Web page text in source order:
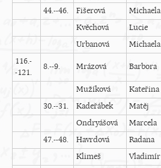
44.--46. Fišerová Michaela
Kvěchová
Lucie
Urbanová
Michaela
116.-
-121.
8.--9. Mrázová Barbora
Mužíková Kateřina
30.--31.
Kadeřábek Matěj
Ondryášová
Marcela
47.--48.
Havrdová Radana
Klimeš
Vladimír